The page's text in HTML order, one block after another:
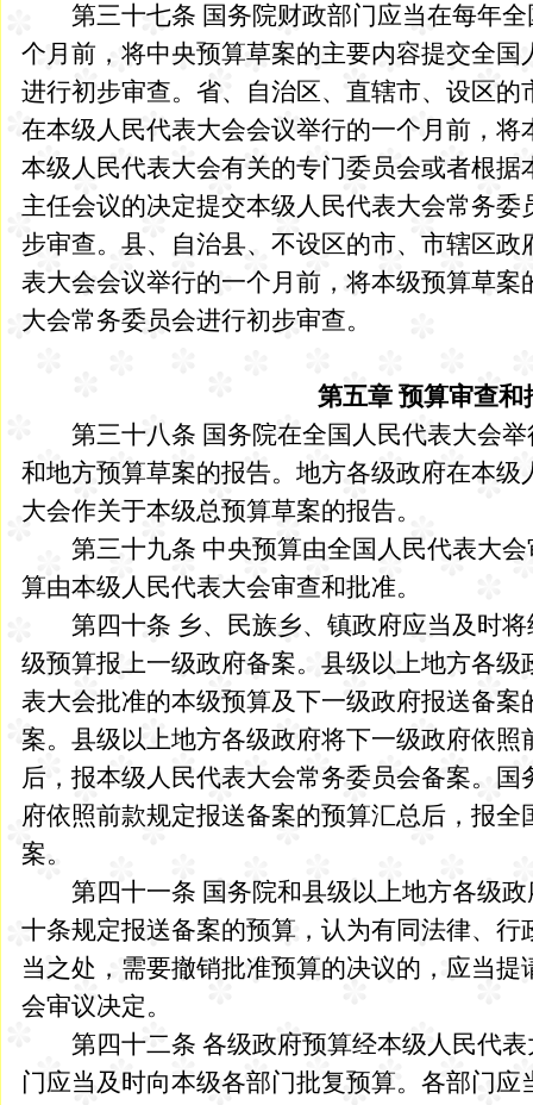
第三十七条 国务院财政部门应当在每年全
个月前，将中央预算草案的主要内容提交全
进行初步审查。省、自治区、直辖市、设区
在本级人民代表大会会议举行的一个月前，
本级人民代表大会有关的专门委员会或者根
主任会议的决定提交本级人民代表大会常务
步审查。县、自治县、不设区的市、市辖区
表大会会议举行的一个月前，将本级预算草
大会常务委员会进行初步审查。
第五章 预算审查和
第三十八条 国务院在全国人民代表大会举
和地方预算草案的报告。地方各级政府在本
大会作关于本级总预算草案的报告。
第三十九条 中央预算由全国人民代表大会
算由本级人民代表大会审查和批准。
第四十条 乡、民族乡、镇政府应当及时将
级预算报上一级政府备案。县级以上地方各
表大会批准的本级预算及下一级政府报送备
案。县级以上地方各级政府将下一级政府依
后，报本级人民代表大会常务委员会备案。
府依照前款规定报送备案的预算汇总后，报
案。
第四十一条 国务院和县级以上地方各级政
十条规定报送备案的预算，认为有同法律、
当之处，需要撤销批准预算的决议的，应当
会审议决定。
第四十二条 各级政府预算经本级人民代表
门应当及时向本级各部门批复预算。各部门